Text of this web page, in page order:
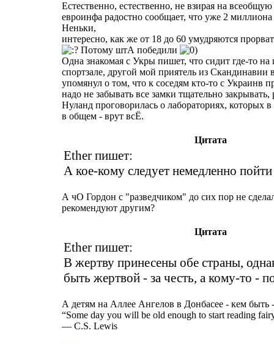
Естественно, естественно, не взирая на
евроинфа радостно сообщает, что уже 2
Неньки,
интересно, как же от 18 до 60 умудряются
Потому штА победили
Одна знакомая с Укры пишет, что сидит где-то
спортзале, другой мой приятель из
упомянул о том, что к соседям кто-то с Украинв
надо не забывать все замки тщательно закрывать,
Нуланд проговорилась о лабораториях, которых
в общем - врут всЁ.
Цитата
Ether пишет:
А кое-кому следует немедленно пойти
А чО Гордон с "разведчиком" до сих пор не
рекомендуют другим?
Цитата
Ether пишет:
В жертву принесены обе страны,
быть жертвой - за честь, а кому-то -
А детям на Аллее Ангелов в Донбасее - кем быть
“Some day you will be old enough to start reading
― C.S. Lewis